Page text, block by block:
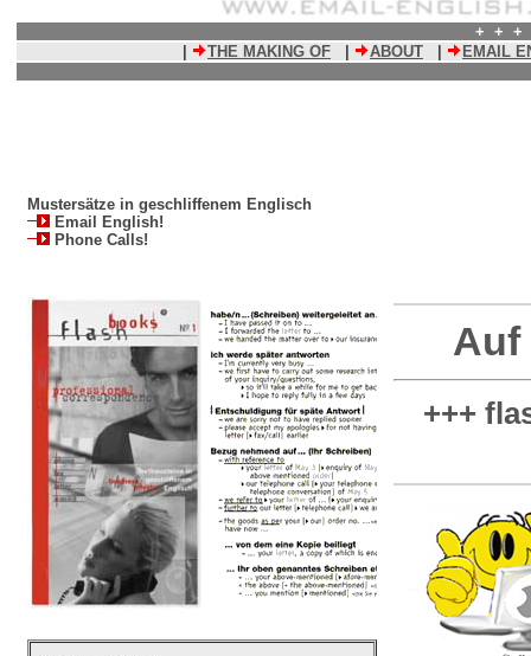
+ +
THE MAKING OF ABOUT EMAIL
Mustersätze in geschliffenem Englisch
Email English!
Phone Calls!
Auf
+++